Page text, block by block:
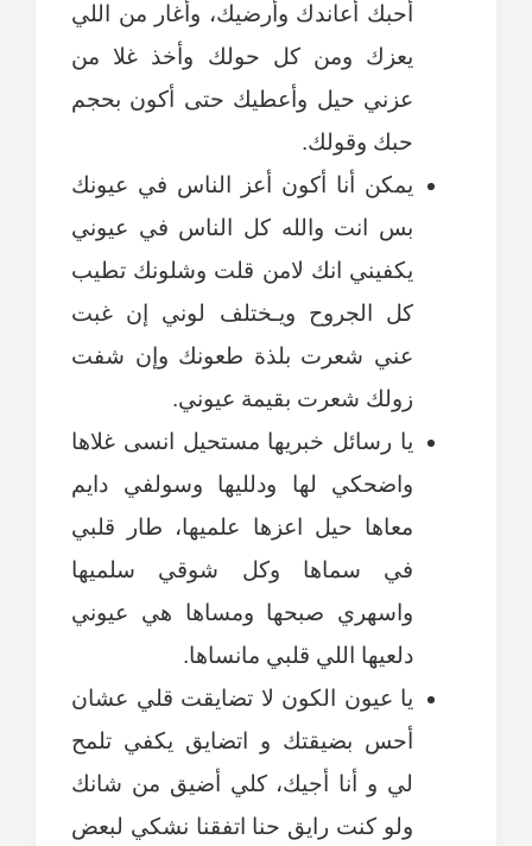
أحبك أعاندك وأرضيك، وأغار من اللي
يعزك ومن كل حولك وأخذ غلا من
عزني حيل وأعطيك حتى أكون بحجم
حبك وقولك.
يمكن أنا أكون أعز الناس في عيونك
بس انت والله كل الناس في عيوني
يكفيني انك لامن قلت وشلونك تطيب
كل الجروح ويـختلف لوني إن غبت
عني شعرت بلذة طعونك وإن شفت
زولك شعرت بقيمة عيوني.
يا رسائل خبريها مستحيل انسى غلاها
واضحكي لها ودلليها وسولفي دايم
معاها حيل اعزها علميها، طار قلبي
في سماها وكل شوقي سلميها
واسهري صبحها ومساها هي عيوني
دلعيها اللي قلبي مانساها.
يا عيون الكون لا تضايقت قلي عشان
أحس بضيقتك و اتضايق يكفي تلمح
لي و أنا أجيك، كلي أضيق من شانك
ولو كنت رايق حنا اتفقنا نشكي لبعض